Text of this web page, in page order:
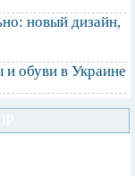
новый дизайн,
обуви в Украине